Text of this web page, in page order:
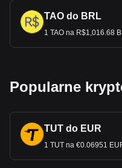
TAO do BRL
1 TAO na R$1,016.68
Popularne
TUT do EUR
1 TUT na €0.06951